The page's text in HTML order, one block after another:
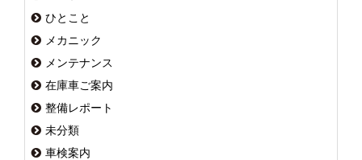
ひとこと
メカニック
メンテナンス
在庫車ご案内
整備レポート
未分類
車検案内